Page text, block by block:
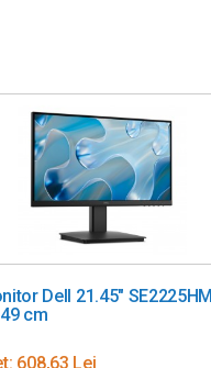
Dell 21.45" SE2225HM
cm
608,63 Lei